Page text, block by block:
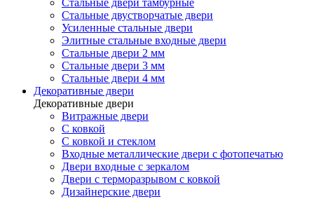
Стальные двери тамбурные
Стальные двустворчатые двери
Усиленные стальные двери
Элитные стальные входные двери
Стальные двери 2 мм
Стальные двери 3 мм
Стальные двери 4 мм
Декоративные двери
Декоративные двери
Витражные двери
С ковкой
С ковкой и стеклом
Входные металлические двери с фотопечатью
Двери входные с зеркалом
Двери с терморазрывом с ковкой
Дизайнерские двери